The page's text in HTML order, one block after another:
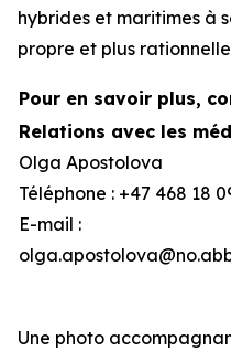
hybrides et maritimes à
propre et plus
Pour en savoir plus,
Relations avec les
Olga Apostolova
Téléphone : +47 468 18
E-mail :
Une photo